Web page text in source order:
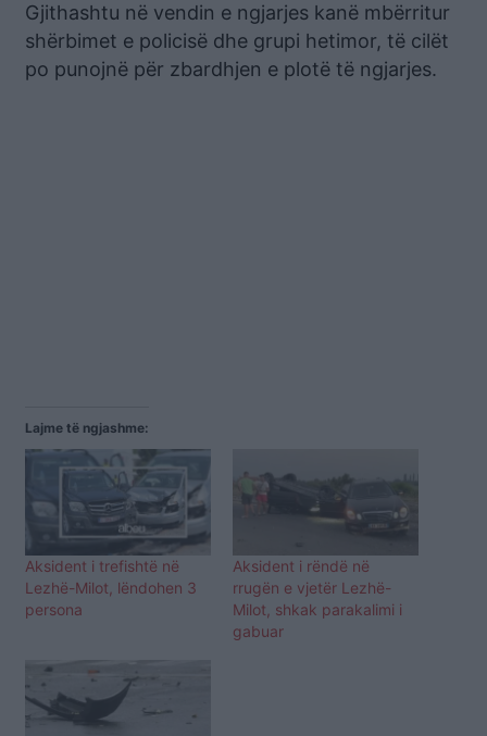
Gjithashtu në vendin e ngjarjes kanë mbërritur
shërbimet e policisë dhe grupi hetimor, të cilët
po punojnë për zbardhjen e plotë të ngjarjes.
Lajme të ngjashme:
Aksident i trefishtë në
Lezhë-Milot, lëndohen 3
persona
Aksident i rëndë në
rrugën e vjetër Lezhë-
Milot, shkak parakalimi i
gabuar